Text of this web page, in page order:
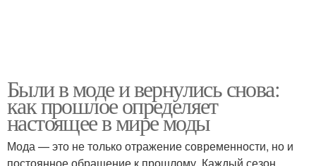
Были в моде и вернулись снова:
как прошлое определяет
настоящее в мире моды
Мода — это не только отражение современности, но и